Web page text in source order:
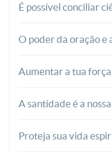
É possível conciliar
O poder da oração e
Aumentar a tua
A santidade é a
Proteja sua vida